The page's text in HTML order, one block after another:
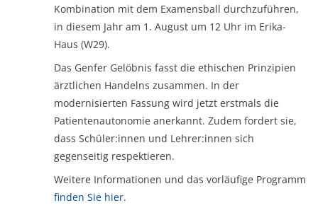
Kombination mit dem Examensball durchzuführen,
in diesem Jahr am 1. August um 12 Uhr im Erika-
Haus (W29).
Das Genfer Gelöbnis fasst die ethischen Prinzipien
ärztlichen Handelns zusammen. In der
modernisierten Fassung wird jetzt erstmals die
Patientenautonomie anerkannt. Zudem fordert sie,
dass Schüler:innen und Lehrer:innen sich
gegenseitig respektieren.
Weitere Informationen und das vorläufige Programm
finden Sie hier.